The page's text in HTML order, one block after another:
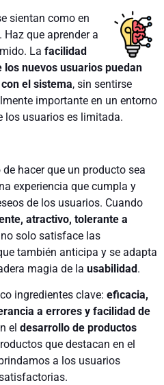
sientan como en
que aprender a
La facilidad
nuevos usuarios puedan
el sistema, sin sentirse
importante en un entorno
los usuarios es limitada.
hacer que un producto sea
experiencia que cumpla y
de los usuarios. Cuando
atractivo, tolerante a
no solo satisface las
también anticipa y se adapta
magia de la usabilidad.
ingredientes clave: eficacia,
a errores y facilidad de
el desarrollo de productos
que destacan en el
a los usuarios